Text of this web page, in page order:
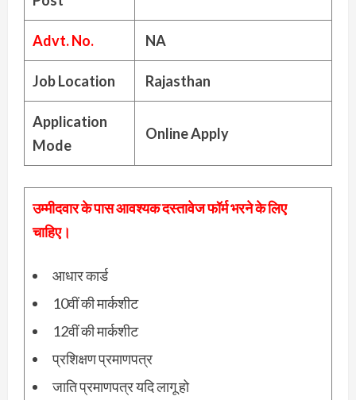
Advt. No. NA
Job Location Rajasthan
Application
Mode
Online Apply
उम्मीदवार के पास आवश्यक दस्तावेज फॉर्म भरने के लिए
चाहिए।
आधार कार्ड
10वीं की मार्कशीट
12वीं की मार्कशीट
प्रशिक्षण प्रमाणपत्र
जाति प्रमाणपत्र यदि लागू हो